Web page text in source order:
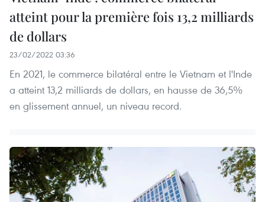
atteint pour la première fois 13,2 milliards
de dollars
23/02/2022 03:36
En 2021, le commerce bilatéral entre le Vietnam et l'Inde
a atteint 13,2 milliards de dollars, en hausse de 36,5%
en glissement annuel, un niveau record.